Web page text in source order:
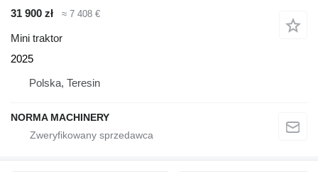
31 900 zł
≈ 7 408 €
Mini traktor
2025
Polska, Teresin
NORMA MACHINERY